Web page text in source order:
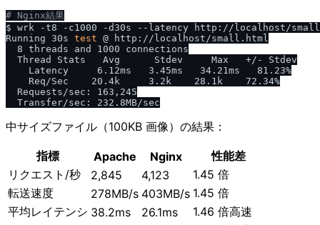
# Nginx結果
$ wrk -t8 -c1000 -d30s --latency http://localhost/
Running 30s test @ http://localhost/small.html
  8 threads and 1000 connections
  Thread Stats   Avg      Stdev     Max   +/- Stdev
    Latency     6.12ms   3.45ms   34.21ms   81.23%
    Req/Sec    20.4k     3.2k    28.1k    72.34%
  Requests/sec: 163,245
中サイズファイル（100KB 画像）の結果：
指標 Apache Nginx
性能差
リクエスト/秒
2,845 4,123
1.45 倍
転送速度
278MB/s 403MB/s 1.45 倍
平均レイテンシ 38.2ms 26.1ms
1.46 倍高速